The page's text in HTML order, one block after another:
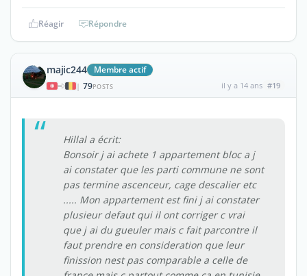
Réagir Répondre
majic244 Membre actif
| 79POSTS il y a 14 ans #19
Hillal a écrit:
Bonsoir j ai achete 1 appartement bloc a j
ai constater que les parti commune ne sont
pas termine ascenceur, cage descalier etc
..... Mon appartement est fini j ai constater
plusieur defaut qui il ont corriger c vrai
que j ai du gueuler mais c fait parcontre il
faut prendre en consideration que leur
finission nest pas comparable a celle de